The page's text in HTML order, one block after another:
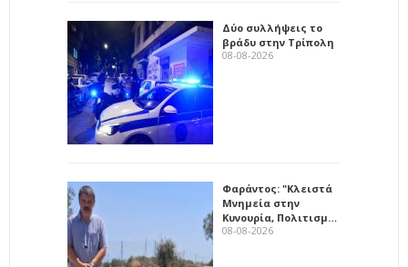
Δύο συλλήψεις το
βράδυ στην Τρίπολη
08-08-2026
Φαράντος: "Κλειστά
Μνημεία στην
Κυνουρία, Πολιτισμ…
08-08-2026